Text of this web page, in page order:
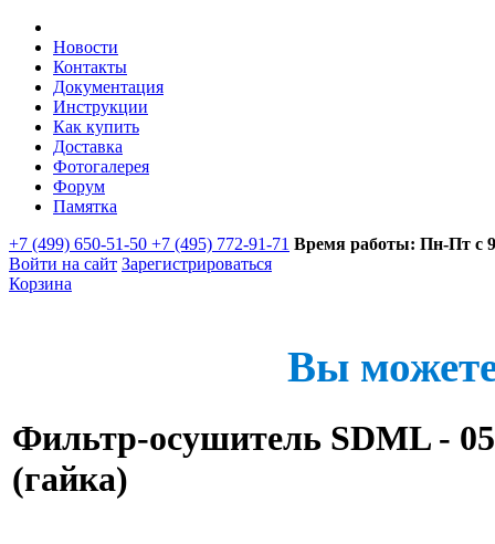
Новости
Контакты
Документация
Инструкции
Как купить
Доставка
Фотогалерея
Форум
Памятка
+7 (499) 650-51-50 +7 (495) 772-91-71 Время работы: Пн-Пт с
Войти на сайт Зарегистрироваться
Корзина
Вы
Фильтр-осушитель SDML -
(гайка)